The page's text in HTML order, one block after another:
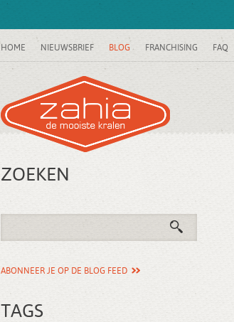
HOME NIEUWSBRIEF BLOG FRANCHISING FAQ
ZOEKEN
ABONNEER JE OP DE BLOG FEED
TAGS